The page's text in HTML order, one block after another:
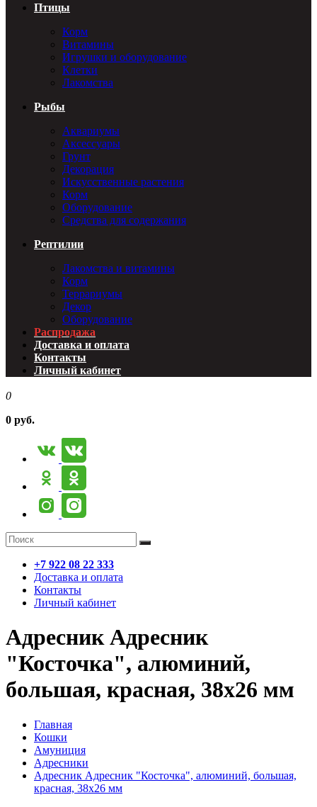
Птицы
Корм
Витамины
Игрушки и оборудование
Клетки
Лакомства
Рыбы
Аквариумы
Аксессуары
Грунт
Декорация
Искусственные растения
Корм
Оборудование
Средства для содержания
Рептилии
Лакомства и витамины
Корм
Террариумы
Декор
Оборудование
Распродажа
Доставка и оплата
Контакты
Личный кабинет
0
0 руб.
+7 922 08 22 333
Доставка и оплата
Контакты
Личный кабинет
Адресник Адресник
"Косточка", алюминий,
большая, красная, 38х26 мм
Главная
Кошки
Амуниция
Адресники
Адресник Адресник "Косточка", алюминий, большая,
красная, 38х26 мм